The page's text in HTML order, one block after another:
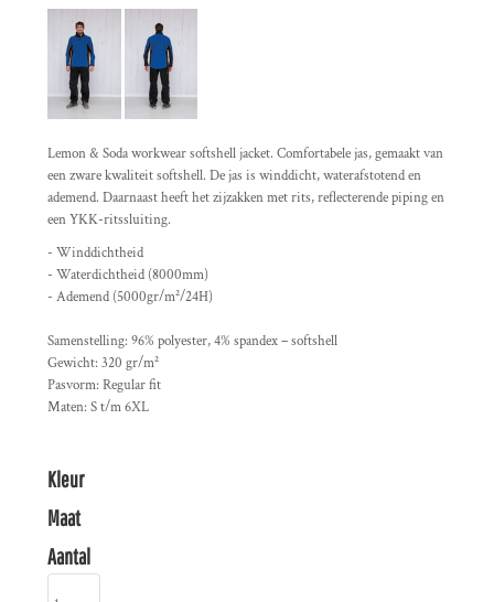
Lemon & Soda workwear softshell jacket. Comfortabele jas, gemaakt van
een zware kwaliteit softshell. De jas is winddicht, waterafstotend en
ademend. Daarnaast heeft het zijzakken met rits, reflecterende piping en
een YKK-ritssluiting.
- Winddichtheid
- Waterdichtheid (8000mm)
- Ademend (5000gr/m²/24H)
Samenstelling: 96% polyester, 4% spandex – softshell
Gewicht: 320 gr/m²
Pasvorm: Regular fit
Maten: S t/m 6XL
Kleur
Maat
Aantal